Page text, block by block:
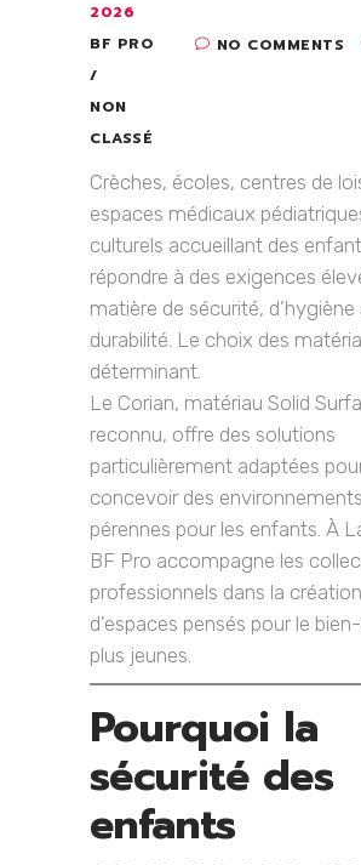
2026
BF PRO
NON
CLASSÉ
NO COMMENTS
Crèches, écoles, centres de
espaces médicaux
culturels accueillant des
répondre à des exigences
matière de sécurité, d’hygiène
durabilité. Le choix des
déterminant.
Le Corian, matériau Solid
reconnu, offre des solutions
particulièrement adaptées
concevoir des
pérennes pour les enfants. À
BF Pro accompagne les
professionnels dans la création
d’espaces pensés pour le
plus jeunes.
Pourquoi la
sécurité des
enfants